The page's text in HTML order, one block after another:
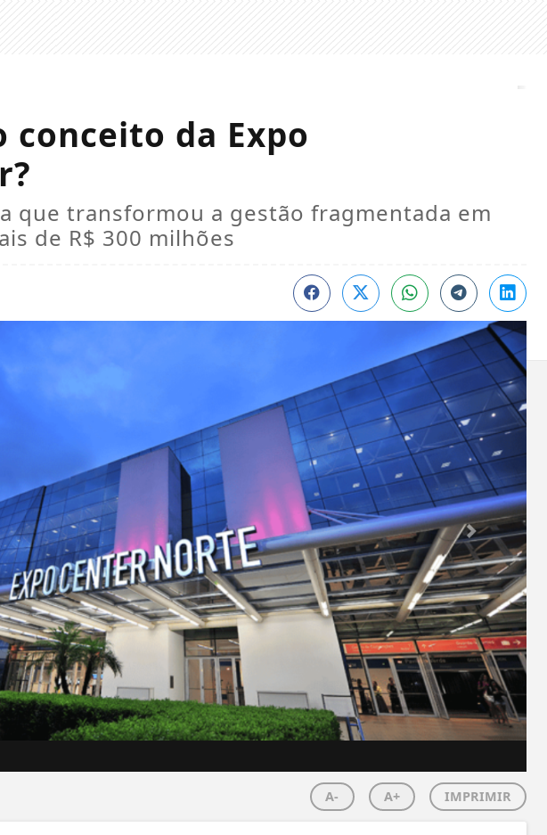
conceito da Expo
que transformou a gestão fragmentada em
de R$ 300 milhões
A- A+ IMPRIMIR